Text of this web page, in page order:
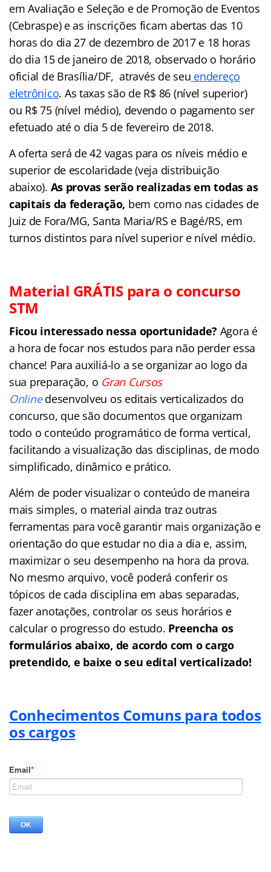
em Avaliação e Seleção e de Promoção de Eventos
(Cebraspe) e as inscrições ficam abertas das 10
horas do dia 27 de dezembro de 2017 e 18 horas
do dia 15 de janeiro de 2018, observado o horário
oficial de Brasília/DF, através de seu endereço
eletrônico. As taxas são de R$ 86 (nível superior)
ou R$ 75 (nível médio), devendo o pagamento ser
efetuado até o dia 5 de fevereiro de 2018.
A oferta será de 42 vagas para os níveis médio e
superior de escolaridade (veja distribuição
abaixo). As provas serão realizadas em todas as
capitais da federação, bem como nas cidades de
Juiz de Fora/MG, Santa Maria/RS e Bagé/RS, em
turnos distintos para nível superior e nível médio.
Material GRÁTIS para o concurso
STM
Ficou interessado nessa oportunidade? Agora é
a hora de focar nos estudos para não perder essa
chance! Para auxiliá-lo a se organizar ao logo da
sua preparação, o Gran Cursos
Online desenvolveu os editais verticalizados do
concurso, que são documentos que organizam
todo o conteúdo programático de forma vertical,
facilitando a visualização das disciplinas, de modo
simplificado, dinâmico e prático.
Além de poder visualizar o conteúdo de maneira
mais simples, o material ainda traz outras
ferramentas para você garantir mais organização e
orientação do que estudar no dia a dia e, assim,
maximizar o seu desempenho na hora da prova.
No mesmo arquivo, você poderá conferir os
tópicos de cada disciplina em abas separadas,
fazer anotações, controlar os seus horários e
calcular o progresso do estudo. Preencha os
formulários abaixo, de acordo com o cargo
pretendido, e baixe o seu edital verticalizado!
Conhecimentos Comuns para todos
os cargos